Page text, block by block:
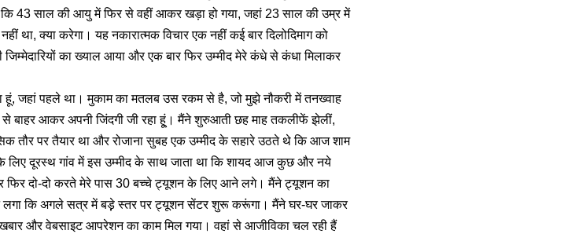
43 साल की आयु में फिर से वहीं आकर खड़ा हो गया, जहां 23 साल की उम्र में
था, क्या करेगा। यह नकारात्मक विचार एक नहीं कई बार दिलोदिमाग को
का ख्याल आया और एक बार फिर उम्मीद मेरे कंधे से कंधा मिलाकर
हूं, जहां पहले था। मुकाम का मतलब उस रकम से है, जो मुझे नौकरी में तनख्वाह
बाहर आकर अपनी जिंदगी जी रहा हू्ं। मैंने शुरुआती छह माह तकलीफें झेलीं,
तौर पर तैयार था और रोजाना सुबह एक उम्मीद के सहारे उठते थे कि आज शाम
लिए दूरस्थ गांव में इस उम्मीद के साथ जाता था कि शायद आज कुछ और नये
दो-दो करते मेरे पास 30 बच्चे ट्यूशन के लिए आने लगे। मैंने ट्यूशन का
लगा कि अगले सत्र में बड़़े स्तर पर ट्यूशन सेंटर शुरू करूंगा। मैंने घर-घर जाकर
और वेबसाइट आपरेशन का काम मिल गया। वहां से आजीविका चल रही हैं